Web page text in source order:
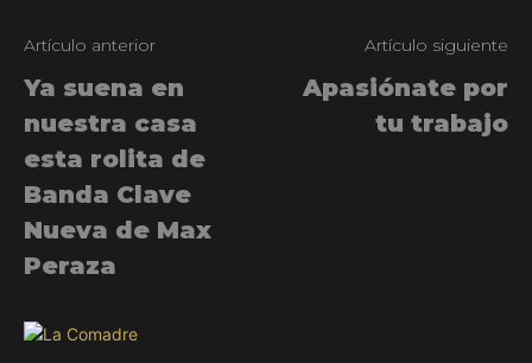
Artículo anterior
Ya suena en
nuestra casa
esta rolita de
Banda Clave
Nueva de Max
Peraza
Artículo siguiente
Apasiónate por
tu trabajo